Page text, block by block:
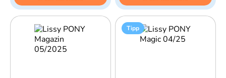
Tipp